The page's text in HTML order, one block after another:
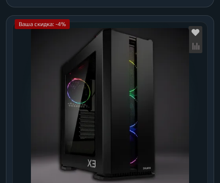
Ваша скидка: -4%